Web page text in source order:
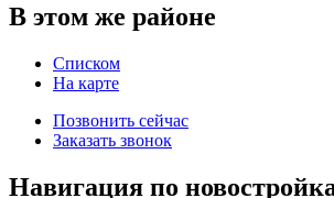
В этом же районе
Списком
На карте
Позвонить сейчас
Заказать звонок
Навигация по